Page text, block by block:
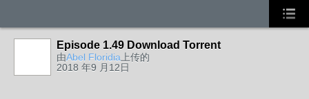
Episode 1.49 Download Torrent
由Abel Floridia 上传的
2018 年9 月12日